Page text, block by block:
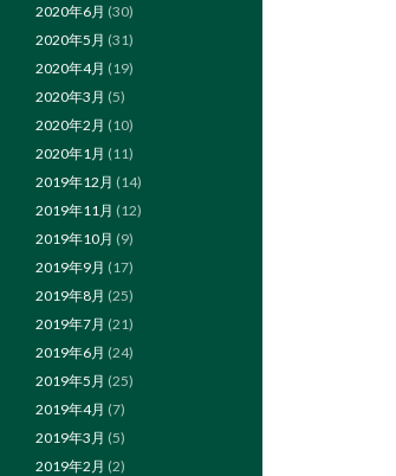
2020年6月 (30)
2020年5月 (31)
2020年4月 (19)
2020年3月 (5)
2020年2月 (10)
2020年1月 (11)
2019年12月 (14)
2019年11月 (12)
2019年10月 (9)
2019年9月 (17)
2019年8月 (25)
2019年7月 (21)
2019年6月 (24)
2019年5月 (25)
2019年4月 (7)
2019年3月 (5)
2019年2月 (2)